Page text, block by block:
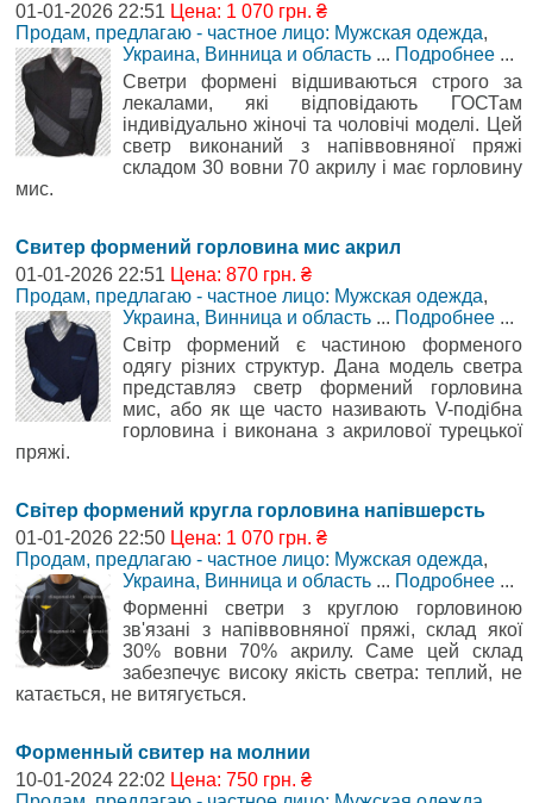
01-01-2026 22:51 Цена: 1 070 грн. ₴
Продам, предлагаю - частное лицо: Мужская одежда,
Украина, Винница и область ... Подробнее ...
Светри формені відшиваються строго за
лекалами, які відповідають ГОСТам
індивідуально жіночі та чоловічі моделі. Цей
светр виконаний з напіввовняної пряжі
складом 30 вовни 70 акрилу і має горловину
мис.
Свитер формений горловина мис акрил
01-01-2026 22:51 Цена: 870 грн. ₴
Продам, предлагаю - частное лицо: Мужская одежда,
Украина, Винница и область ... Подробнее ...
Світр формений є частиною форменого
одягу різних структур. Дана модель светра
представляэ светр формений горловина
мис, або як ще часто називають V-подібна
горловина і виконана з акрилової турецької
пряжі.
Світер формений кругла горловина напівшерсть
01-01-2026 22:50 Цена: 1 070 грн. ₴
Продам, предлагаю - частное лицо: Мужская одежда,
Украина, Винница и область ... Подробнее ...
Форменні светри з круглою горловиною
зв'язані з напіввовняної пряжі, склад якої
30% вовни 70% акрилу. Саме цей склад
забезпечує високу якість светра: теплий, не
катається, не витягується.
Форменный свитер на молнии
10-01-2024 22:02 Цена: 750 грн. ₴